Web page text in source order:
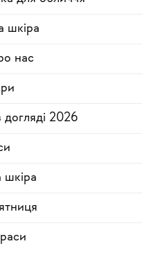
шкіра
нас
догляді 2026
шкіра